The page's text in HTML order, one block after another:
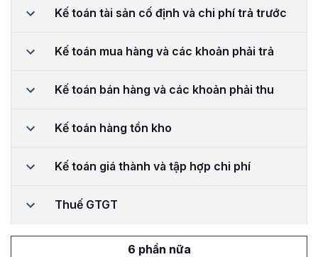
Kế toán tài sản cố định và chi phí trả trước
Kế toán mua hàng và các khoản phải trả
Kế toán bán hàng và các khoản phải thu
Kế toán hàng tồn kho
Kế toán giá thành và tập hợp chi phí
Thuế GTGT
6 phần nữa